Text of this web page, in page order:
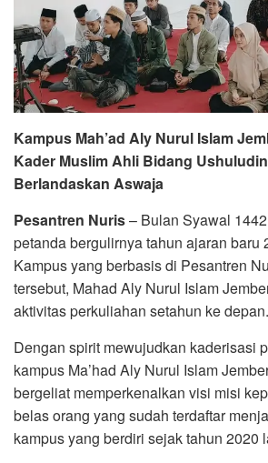
Kampus Mah’ad Aly Nurul Islam
Kader Muslim Ahli Bidang
Berlandaskan Aswaja
Pesantren Nuris– Bulan Syawal
petanda bergulirnya tahun ajaran baru
Kampus yang berbasis di Pesantren
tersebut, Mahad Aly Nurul Islam
aktivitas perkuliahan setahun ke
Dengan spirit mewujudkan kaderisasi
kampus Ma’had Aly Nurul Islam
bergeliat memperkenalkan visi misi
belas orang yang sudah terdaftar
kampus yang berdiri sejak tahun 2020